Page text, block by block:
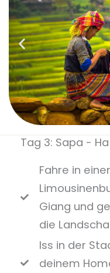
Tag 3: Sapa -
Fahre in
Giang und
die
Iss in der
deinem